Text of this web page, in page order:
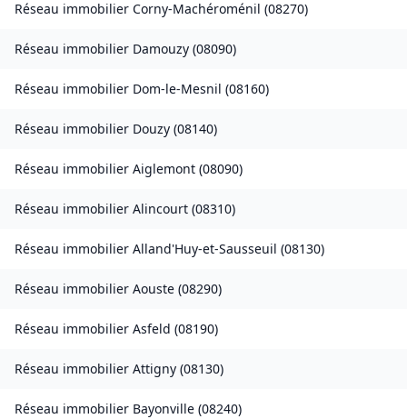
Réseau immobilier Corny-Machéroménil (08270)
Réseau immobilier Damouzy (08090)
Réseau immobilier Dom-le-Mesnil (08160)
Réseau immobilier Douzy (08140)
Réseau immobilier Aiglemont (08090)
Réseau immobilier Alincourt (08310)
Réseau immobilier Alland'Huy-et-Sausseuil (08130)
Réseau immobilier Aouste (08290)
Réseau immobilier Asfeld (08190)
Réseau immobilier Attigny (08130)
Réseau immobilier Bayonville (08240)